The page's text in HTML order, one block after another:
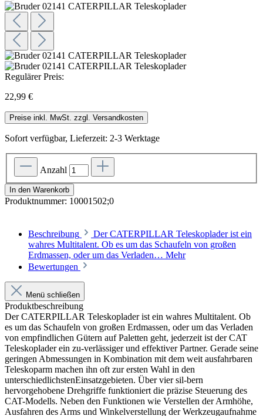
Regulärer Preis:
22,99 €
Preise inkl. MwSt. zzgl. Versandkosten
Sofort verfügbar, Lieferzeit: 2-3 Werktage
Anzahl
In den Warenkorb
Produktnummer: 10001502;0
Beschreibung
Der CATERPILLAR Teleskoplader ist ein
wahres Multitalent. Ob es um das Schaufeln von großen
Erdmassen, oder um das Verladen… Mehr
Bewertungen
Menü schließen
Produktbeschreibung
Der CATERPILLAR Teleskoplader ist ein wahres Multitalent. Ob
es um das Schaufeln von großen Erdmassen, oder um das Verladen
von empfindlichen Gütern auf Paletten geht, jederzeit ist der CAT
Teleskoplader ein zu-verlässiger und effektiver Partner. Gerade seine
geringen Abmessungen in Kombination mit dem weit ausfahrbaren
Teleskoparm machen ihn oft zur ersten Wahl in den
unterschiedlichstenEinsatzgebieten. Über vier sil-bern
hervorgehobene Drehgriffe funktioniert die präzise Steuerung des
CAT-Modells. Neben den Funktionen wie Verstellen der Armhöhe,
Ausfahren des Arms und Winkelverstellung der Werkzeugaufnahme